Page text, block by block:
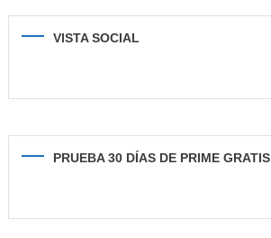
VISTA SOCIAL
PRUEBA 30 DÍAS DE PRIME GRATIS